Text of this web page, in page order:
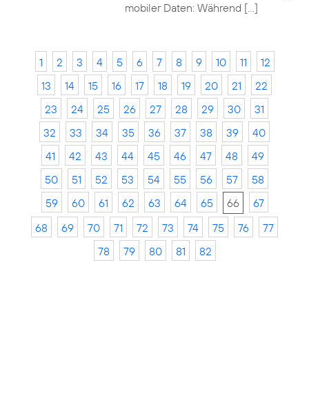
mobiler Daten: Während […]
1 2 3 4 5 6 7 8 9 10 11
12
13
14 15 16 17 18 19 20 21
22
23
24 25 26 27 28 29 30
31
32
33 34 35 36 37 38 39
40
41
42 43 44 45 46 47 48
49
50
51 52 53 54 55 56 57
58
59
60 61 62 63 64 65 66
67
68
69 70 71 72 73 74 75 76
77
78
79 80 81 82